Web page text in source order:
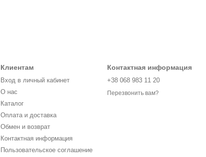
Клиентам
Вход в личный кабинет
О нас
Каталог
Оплата и доставка
Обмен и возврат
Контактная информация
Пользовательское соглашение
Контактная информация
+38 068 983 11 20
Перезвонить вам?